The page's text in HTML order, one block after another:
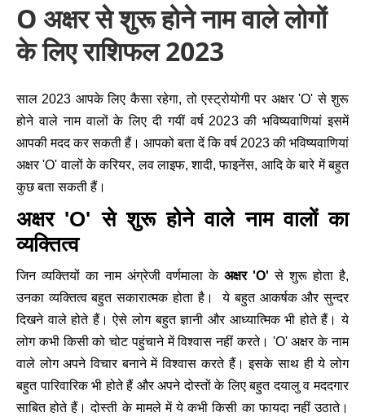
O अक्षर से शुरू होने नाम वाले लोगों
के लिए राशिफल 2023
साल 2023 आपके लिए कैसा रहेगा, तो एस्ट्रोयोगी पर अक्षर 'O' से शुरू
होने वाले नाम वालों के लिए दी गयीं वर्ष 2023 की भविष्यवाणियां इसमें
आपकी मदद कर सकती हैं। आपको बता दें कि वर्ष 2023 की भविष्यवाणियां
अक्षर 'O' वालों के करियर, लव लाइफ, शादी, फाइनेंस, आदि के बारे में बहुत
कुछ बता सकती हैं।
अक्षर 'O' से शुरू होने वाले नाम वालों का
व्यक्तित्व
जिन व्यक्तियों का नाम अंग्रेजी वर्णमाला के अक्षर 'O' से शुरू होता है,
उनका व्यक्तित्व बहुत सकारात्मक होता है। ये बहुत आकर्षक और सुन्दर
दिखने वाले होते हैं। ऐसे लोग बहुत ज्ञानी और आध्यात्मिक भी होते हैं। ये
लोग कभी किसी को चोट पहुंचाने में विश्वास नहीं करते। 'O' अक्षर के नाम
वाले लोग अपने विचार बनाने में विश्वास करते हैं। इसके साथ ही ये लोग
बहुत पारिवारिक भी होते हैं और अपने दोस्तों के लिए बहुत दयालु व मददगार
साबित होते हैं। दोस्ती के मामले में ये कभी किसी का फायदा नहीं उठाते।